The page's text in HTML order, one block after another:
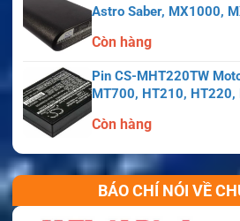
Astro Saber, MX1000,
Còn hàng
Pin CS-MHT220TW
MT700, HT210, HT220,
Còn hàng
BÁO CHÍ NÓI VỀ